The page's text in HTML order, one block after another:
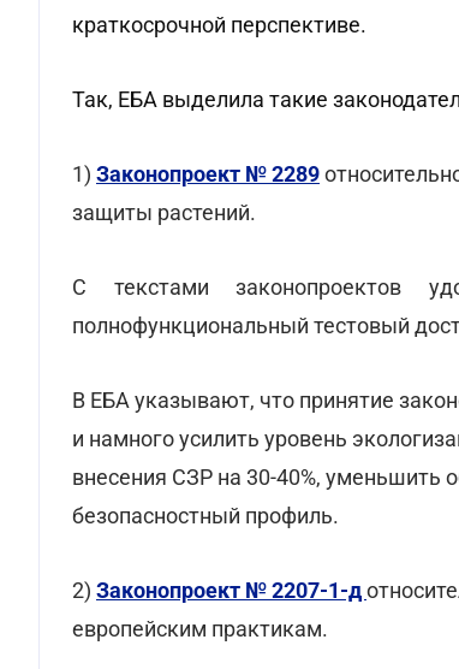
краткосрочной перспективе.
Так, ЕБА выделила такие
1) Законопроект № 2289
защиты растений.
С текстами законопроектов
полнофункциональный тестовый
В ЕБА указывают, что принятие
и намного усилить уровень
внесения СЗР на 30-40%, уменьшить
безопасностный профиль.
2) Законопроект № 2207-1-д
европейским практикам.